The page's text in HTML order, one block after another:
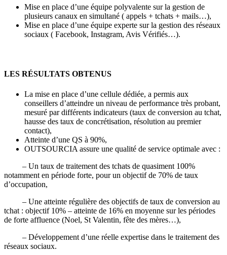
Mise en place d’une équipe polyvalente sur la gestion de
plusieurs canaux en simultané ( appels + tchats + mails…),
Mise en place d’une équipe experte sur la gestion des réseaux
sociaux ( Facebook, Instagram, Avis Vérifiés…).
LES RÉSULTATS OBTENUS
La mise en place d’une cellule dédiée, a permis aux
conseillers d’atteindre un niveau de performance très probant,
mesuré par différents indicateurs (taux de conversion au tchat,
hausse des taux de concrétisation, résolution au premier
contact),
Atteinte d’une QS à 90%,
OUTSOURCIA assure une qualité de service optimale avec :
– Un taux de traitement des tchats de quasiment 100%
notamment en période forte, pour un objectif de 70% de taux
d’occupation,
– Une atteinte régulière des objectifs de taux de conversion au
tchat : objectif 10% – atteinte de 16% en moyenne sur les périodes
de forte affluence (Noel, St Valentin, fête des mères…),
– Développement d’une réelle expertise dans le traitement des
réseaux sociaux.